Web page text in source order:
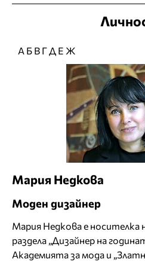
А Б В ГД Е Ж
Мария Недкова
Моден дизайнер
Мария Недкова е носителка
раздела „Дизайнер на
Академията за мода и